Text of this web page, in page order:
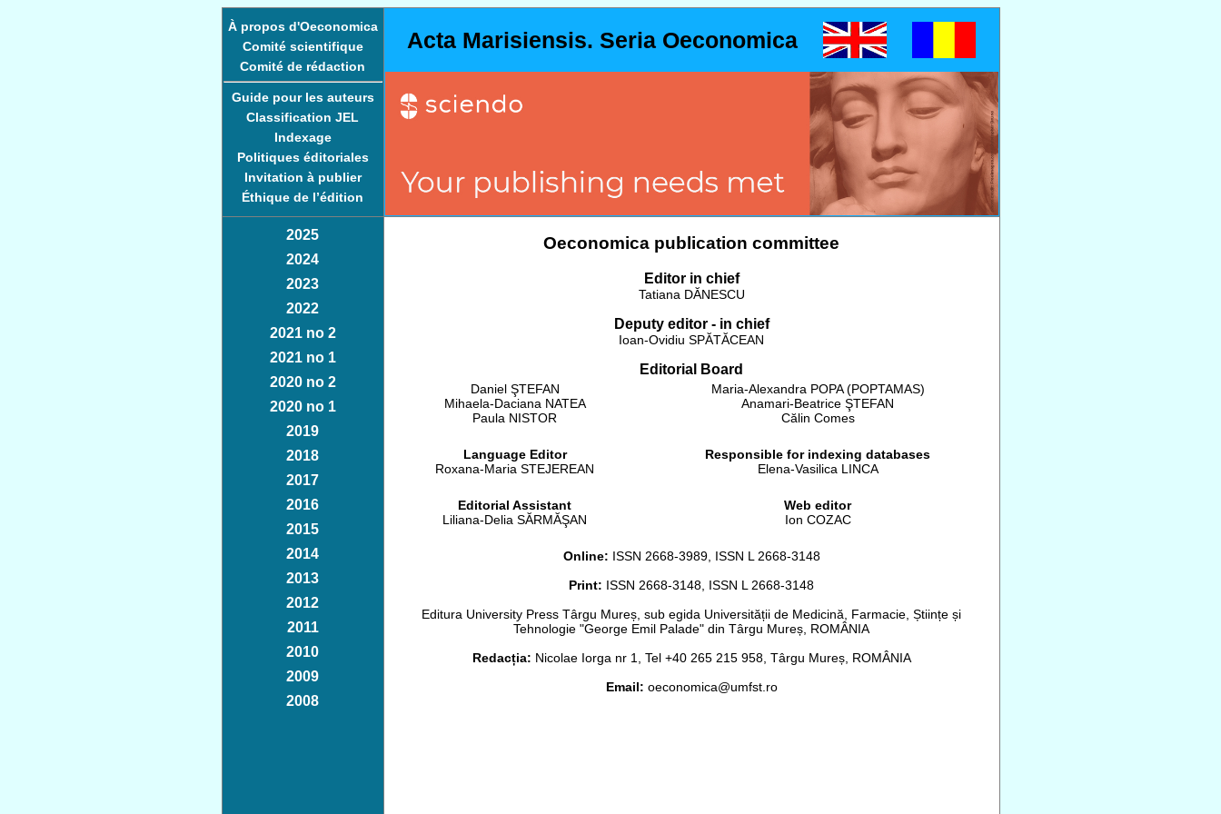
À propos d'Oeconomica
Comité scientifique
Comité de rédaction
Guide pour les auteurs
Classification JEL
Indexage
Politiques éditoriales
Invitation à publier
Éthique de l’édition
Acta Marisiensis. Seria Oeconomica
2025
2024
2023
2022
2021 no 2
2021 no 1
2020 no 2
2020 no 1
2019
2018
2017
2016
2015
2014
2013
2012
2011
2010
2009
2008
Oeconomica publication committee
Editor in chief
Tatiana DĂNESCU
Deputy editor - in chief
Ioan-Ovidiu SPĂTĂCEAN
Editorial Board
Daniel ŞTEFAN
Mihaela-Daciana NATEA
Paula NISTOR
Maria-Alexandra POPA (POPTAMAS)
Anamari-Beatrice ŞTEFAN
Călin Comes
Language Editor
Roxana-Maria STEJEREAN
Responsible for indexing databases
Elena-Vasilica LINCA
Editorial Assistant
Liliana-Delia SĂRMĂŞAN
Web editor
Ion COZAC
Online: ISSN 2668-3989, ISSN L 2668-3148
Print: ISSN 2668-3148, ISSN L 2668-3148
Editura University Press Târgu Mureș, sub egida Universității de Medicină, Farmacie, Științe și
Tehnologie "George Emil Palade" din Târgu Mureș, ROMÂNIA
Redacția: Nicolae Iorga nr 1, Tel +40 265 215 958, Târgu Mureș, ROMÂNIA
Email: oeconomica@umfst.ro